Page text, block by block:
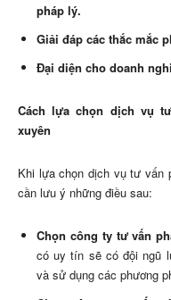
pháp lý.
Giải đáp các thắc mắc
Đại diện cho doanh
Cách lựa chọn dịch vụ
xuyên
Khi lựa chọn dịch vụ tư vấn
cần lưu ý những điều sau:
Chọn công ty tư vấn
có uy tín sẽ có đội ngũ
và sử dụng các phương